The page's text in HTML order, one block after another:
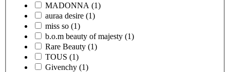
MADONNA (1)
auraa desire (1)
miss so (1)
b.o.m beauty of majesty (1)
Rare Beauty (1)
TOUS (1)
Givenchy (1)